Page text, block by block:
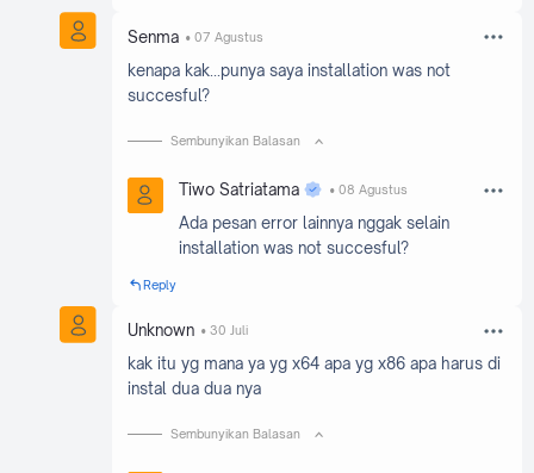
Senma 07 Agustus
kenapa kak...punya saya installation was not
succesful?
Sembunyikan Balasan
Tiwo Satriatama 08 Agustus
Ada pesan error lainnya nggak selain
installation was not succesful?
Reply
Unknown 30 Juli
kak itu yg mana ya yg x64 apa yg x86 apa harus di
instal dua dua nya
Sembunyikan Balasan